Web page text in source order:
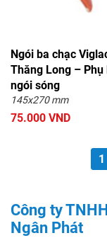
Ngói ba chạc
Thăng Long – Phụ
ngói sóng
145x270 mm
75.000 VND
1
Công ty
Ngân Phát